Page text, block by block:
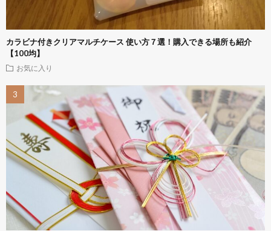
カラビナ付きクリアマルチケース 使い方７選！購入できる場所も紹介
【100均】
お気に入り